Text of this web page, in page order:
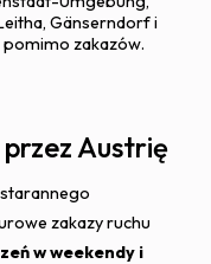
Gänserndorf i
zakazów.
Austrię
zakazy ruchu
w weekendy i